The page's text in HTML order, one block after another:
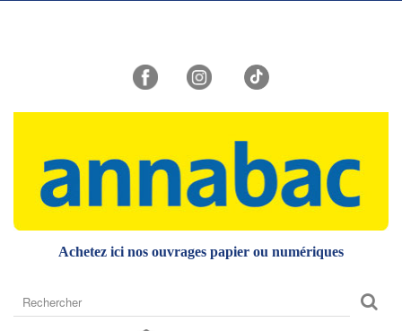
Achetez ici nos ouvrages papier ou numériques
sur